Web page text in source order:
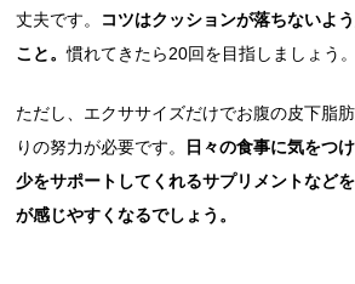
丈夫です。 コツはクッションが落ちないよ
こと。慣れてきたら20回を目指しましょう。
ただし、エクササイズだけでお腹の皮下脂
りの努力が必要です。
日々の食事に気をつ
少をサポートしてくれるサプリメントなど
が感じやすくなるでしょう。